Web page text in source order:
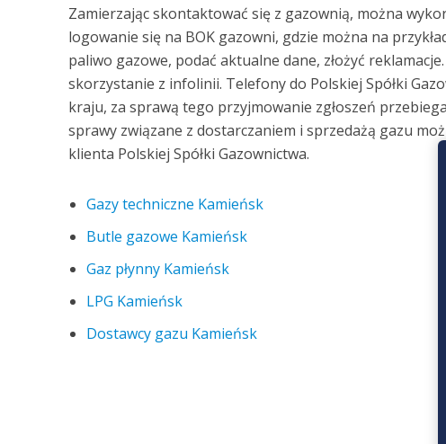
Zamierzając skontaktować się z gazownią, można
logowanie się na BOK gazowni, gdzie można na
paliwo gazowe, podać aktualne dane, złożyć
skorzystanie z infolinii. Telefony do Polskiej Spółki
kraju, za sprawą tego przyjmowanie zgłoszeń
sprawy związane z dostarczaniem i sprzedażą gazu
klienta Polskiej Spółki Gazownictwa.
Gazy techniczne Kamieńsk
Butle gazowe Kamieńsk
Gaz płynny Kamieńsk
LPG Kamieńsk
Dostawcy gazu Kamieńsk